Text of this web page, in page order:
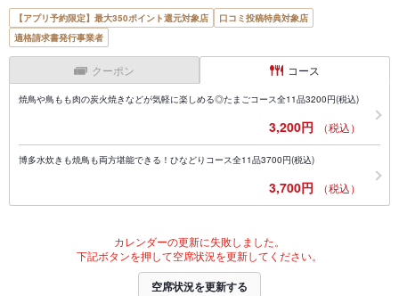
【アプリ予約限定】最大350ポイント還元対象店
口コミ投稿特典対象店
適格請求書発行事業者
クーポン コース
焼鳥や鳥もも肉の炭火焼きなどが気軽に楽しめる◎たまごコース全11品3200円(税込)
3,200円 （税込）
博多水炊きも焼鳥も両方堪能できる！ひなどりコース全11品3700円(税込)
3,700円 （税込）
カレンダーの更新に失敗しました。
下記ボタンを押して空席状況を更新してください。
空席状況を更新する